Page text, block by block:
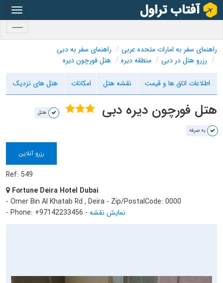
راهنمای سفر به امارات متحده عربی
راهنمای سفر به دبی
رزرو هتل در دبی
منطقه دیره هتل فورچون دیره
اطلاعات اتاق ها و قیمت نقشه هتل امکانات هتل های نزدیک
هتل فورچون دیره دبی هتل
به صرفه
رزرو آنلاین
Ref: 549
Fortune Deira Hotel Dubai
- Omer Bin Al Khatab Rd , Deira - Zip/PostalCode: 0000
- Phone: +97142233456 - نمایش نقشه